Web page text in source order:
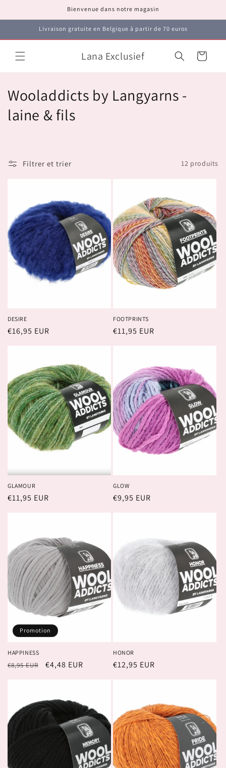
au
contenu
Bienvenue dans notre magasin
Livraison gratuite en Belgique à partir de 70 euros
Lana Exclusief Panier
C
o
e
i
o
Wooladdicts by Langyarns -
laine & fils
Filtrer et trier 12 produits
DESIRE
Prix
€16,95 EUR
FOOTPRINTS
Prix
€11,95 EUR
GLAMOUR
Prix
€11,95 EUR
GLOW
Prix
€9,95 EUR
Promotion
HAPPINESS
Prix
€8,95 EUR
Prix
€4,48 EUR
HONOR
Prix
€12,95 EUR